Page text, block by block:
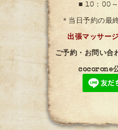
■ 10：00
＊当日予約の最
出張マッサー
ご予約・お問い合
cocorone